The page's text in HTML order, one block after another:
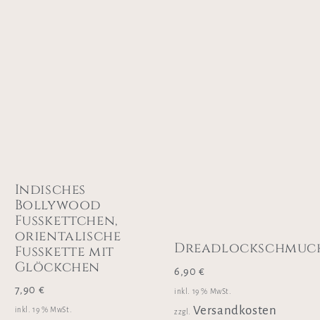
Indisches
Bollywood
Fußkettchen,
orientalische
Fußkette mit
Glöckchen
7,90 €
inkl. 19 % MwSt.
6,90€
inkl. 19 % MwSt.
zzgl. Versandkosten